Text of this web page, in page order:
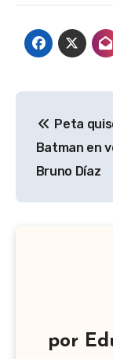
de
entradas
Peta
Batman en
Bruno Díaz
por